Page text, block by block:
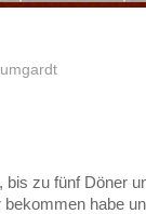
bis zu fünf Döner
habe